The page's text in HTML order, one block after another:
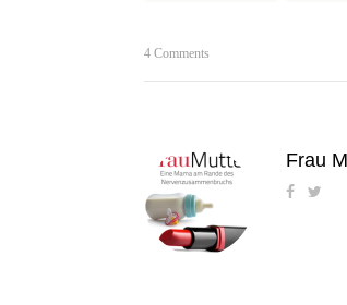
4 Comments
Frau